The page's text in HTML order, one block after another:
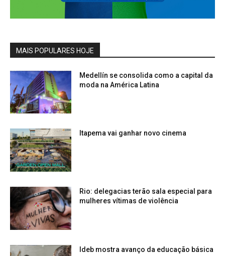
MAIS POPULARES HOJE
Medellín se consolida como a capital da
moda na América Latina
Itapema vai ganhar novo cinema
Rio: delegacias terão sala especial para
mulheres vítimas de violência
Ideb mostra avanço da educação básica